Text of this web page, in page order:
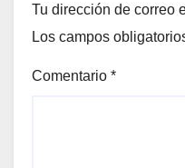
Tu dirección de correo
Los campos
Comentario *